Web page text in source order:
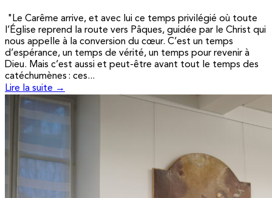
"Le Carême arrive, et avec lui ce temps privilégié où toute
l’Église reprend la route vers Pâques, guidée par le Christ qui
nous appelle à la conversion du cœur. C’est un temps
d’espérance, un temps de vérité, un temps pour revenir à
Dieu. Mais c’est aussi et peut-être avant tout le temps des
catéchumènes : ces...
Lire la suite →